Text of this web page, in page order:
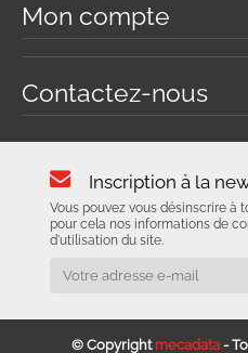
Mon compte
Contactez-nous
Inscription à la
Vous pouvez vous désinscrire à
pour cela nos informations de
d'utilisation du site.
© Copyright mecadata -